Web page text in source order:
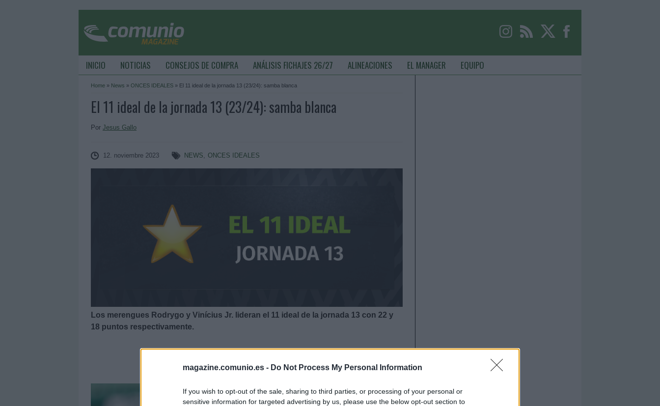
magazine.comunio.es - Do Not Process My Personal Information
If you wish to opt-out of the sale, sharing to third parties, or processing of your personal or
sensitive information for targeted advertising by us, please use the below opt-out section to
INICIO NOTICIAS CONSEJOS DE COMPRA ANÁLISIS FICHAJES 26/27 ALINEACIONES EL MANAGER EQUIPO
Home » News » ONCES IDEALES » El 11 ideal de la jornada 13 (23/24): samba blanca
El 11 ideal de la jornada 13 (23/24): samba blanca
Por Jesus Gallo
12. noviembre 2023 NEWS, ONCES IDEALES
Los merengues Rodrygo y Vinícius Jr. lideran el 11 ideal de la jornada 13 con 22 y
18 puntos respectivamente.
El 11 ideal de la jornada 13